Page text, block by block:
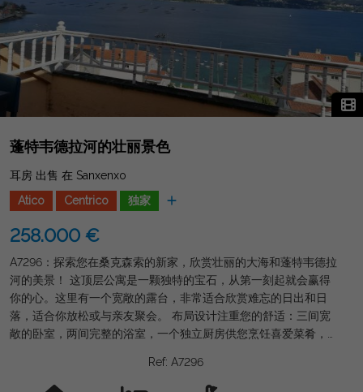
蓬特韦德拉河的壮丽景色
耳房 出售 在 Sanxenxo
Atico
Centrico 独家
258.000 €
A7296：探索您在桑克森索的新家，欣赏壮丽的大海和蓬特韦德拉
河的美景！ 这顶层公寓是一颗独特的宝石，从第一刻起就会赢得
你的心。这里有一个宽敞的露台，非常适合欣赏难忘的日出和日
落，适合你放松或与亲友聚会。 布局设计注重您的舒适：三间宽
敞的卧室，两间完整的浴室，一个独立厨房供您烹饪喜爱菜肴，以
寓设备齐全，家具齐全，如照片所示，随时可入住。为了让您安心
舒适，这里还包括同一栋楼内的车库和储藏室。这里没有电梯，房
Ref: A7296